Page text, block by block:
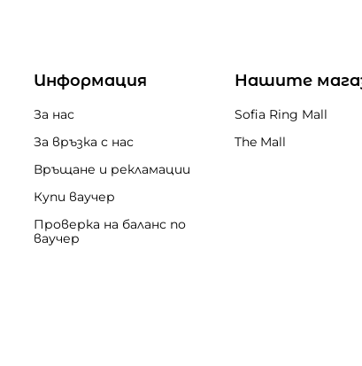
Информация
За нас
За връзка с нас
Връщане и рекламации
Купи ваучер
Проверка на баланс по
ваучер
Нашите
Sofia Ring Mall
The Mall